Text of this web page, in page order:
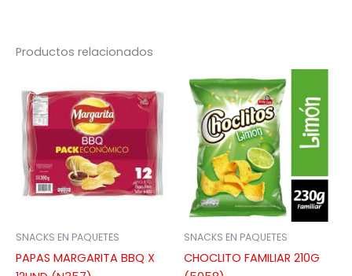
Productos relacionados
SNACKS EN PAQUETES
PAPAS MARGARITA BBQ X
SNACKS EN PAQUETES
CHOCLITO FAMILIAR 210G